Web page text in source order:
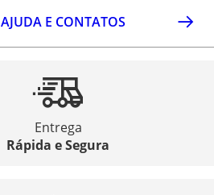
AJUDA E CONTATOS
Entrega
Rápida e Segura